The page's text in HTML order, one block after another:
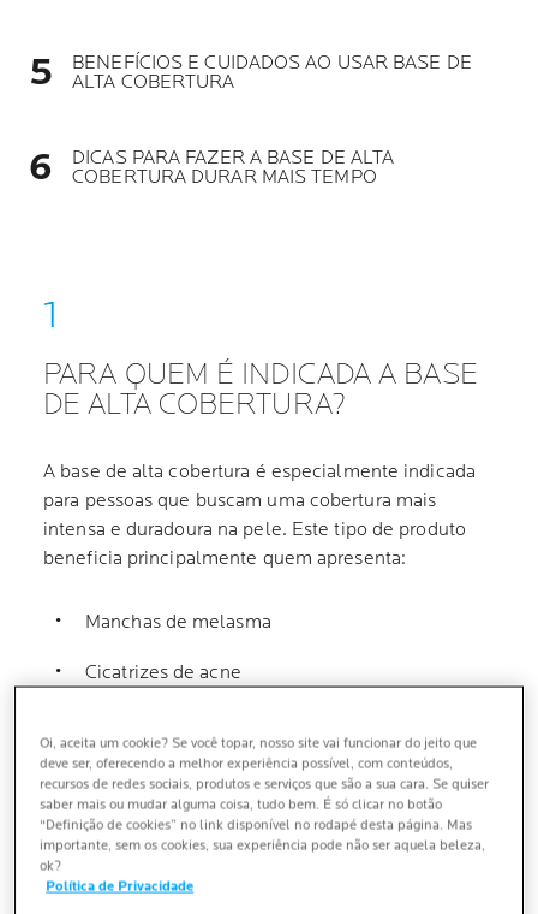
BENEFÍCIOS E CUIDADOS AO USAR BASE DE
ALTA COBERTURA
DICAS PARA FAZER A BASE DE ALTA
COBERTURA DURAR MAIS TEMPO
PARA QUEM É INDICADA A BASE
DE ALTA COBERTURA?
A base de alta cobertura é especialmente indicada
para pessoas que buscam uma cobertura mais
intensa e duradoura na pele. Este tipo de produto
beneficia principalmente quem apresenta:
Manchas de melasma
Cicatrizes de acne
Rosácea
Discromias (alterações na cor da pele)
Olheiras profundas
Oi, aceita um cookie? Se você topar, nosso site vai funcionar do jeito que
deve ser, oferecendo a melhor experiência possível, com conteúdos,
recursos de redes sociais, produtos e serviços que são a sua cara. Se quiser
saber mais ou mudar alguma coisa, tudo bem. É só clicar no botão
“Definição de cookies” no link disponível no rodapé desta página. Mas
importante, sem os cookies, sua experiência pode não ser aquela beleza,
ok?
Política de Privacidade